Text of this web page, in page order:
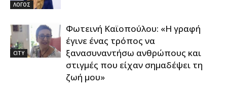
ΛΟΓΟΣ
CITY
Φωτεινή Καϊοπούλου: «Η γραφή
έγινε ένας τρόπος να
ξανασυναντήσω ανθρώπους και
στιγμές που είχαν σημαδέψει τη
ζωή μου»